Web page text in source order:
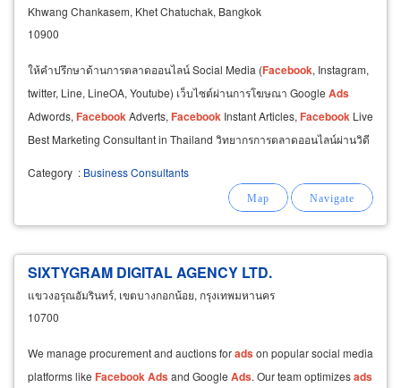
Khwang Chankasem, Khet Chatuchak, Bangkok
10900
ให้คำปรึกษาด้านการตลาดออนไลน์ Social Media (Facebook, Instagram,
twitter, Line, LineOA, Youtube) เว็บไซต์ผ่านการโฆษณา Google Ads
Adwords, Facebook Adverts, Facebook Instant Articles, Facebook Live
Best Marketing Consultant in Thailand วิทยากรการตลาดออนไลน์ผ่านวิดี
Category : Business Consultants
SIXTYGRAM DIGITAL AGENCY LTD.
แขวงอรุณอัมรินทร์, เขตบางกอกน้อย, กรุงเทพมหานคร
10700
We manage procurement and auctions foradson popular social media
platforms like Facebook Adsand Google Ads. Our team optimizesads